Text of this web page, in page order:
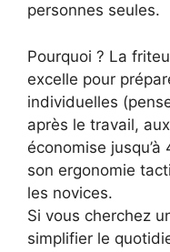
personnes seules.
Pourquoi ? La
excelle pour
individuelles
après le travail,
économise
son ergonomie
les novices.
Si vous cherchez
simplifier le